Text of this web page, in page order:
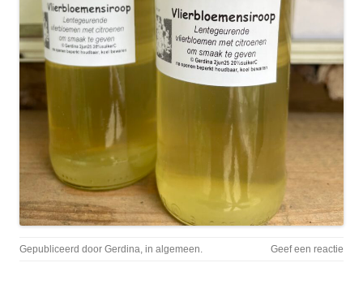
Gepubliceerd door Gerdina, in algemeen. Geef een reactie